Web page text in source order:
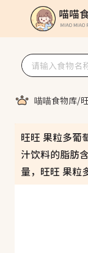
喵喵食物库/
旺旺 果粒多葡
汁饮料的脂肪
量，旺旺 果粒